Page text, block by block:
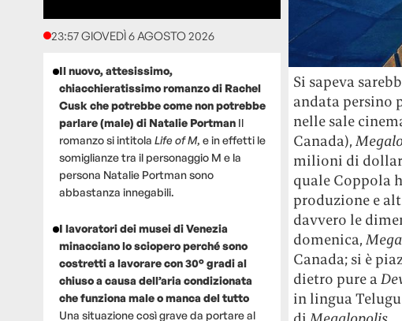
23:57 GIOVEDÌ 6 AGOSTO 2026
Il nuovo, attesissimo,
chiacchieratissimo romanzo di Rachel
Cusk che potrebbe come non potrebbe
parlare (male) di Natalie Portman Il
romanzo si intitola Life of M, e in effetti le
somiglianze tra il personaggio M e la
persona Natalie Portman sono
abbastanza innegabili.
I lavoratori dei musei di Venezia
minacciano lo sciopero perché sono
costretti a lavorare con 30° gradi al
chiuso a causa dell’aria condizionata
che funziona male o manca del tutto
Una situazione così grave da portare al
Si sapeva
andata persino
nelle sale
Canada),
milioni di
quale Coppola
produzione e
davvero le
domenica,
Canada; si è
dietro pure a
in lingua